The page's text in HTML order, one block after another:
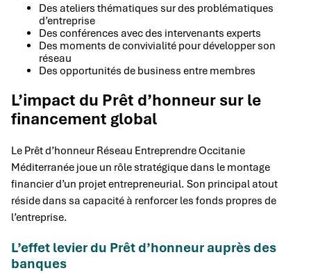
Des ateliers thématiques sur des problématiques
d’entreprise
Des conférences avec des intervenants experts
Des moments de convivialité pour développer son
réseau
Des opportunités de business entre membres
L’impact du Prêt d’honneur sur le
financement global
Le Prêt d’honneur Réseau Entreprendre Occitanie
Méditerranée joue un rôle stratégique dans le montage
financier d’un projet entrepreneurial. Son principal atout
réside dans sa capacité à renforcer les fonds propres de
l’entreprise.
L’effet levier du Prêt d’honneur auprès des
banques